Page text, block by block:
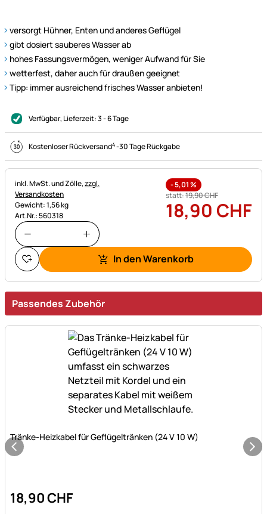
versorgt Hühner, Enten und anderes Geflügel
gibt dosiert sauberes Wasser ab
hohes Fassungsvermögen, weniger Aufwand für Sie
wetterfest, daher auch für draußen geeignet
Tipp: immer ausreichend frisches Wasser anbieten!
Verfügbar, Lieferzeit:3 - 6 Tage
Kostenloser Rückversand4-30 Tage Rückgabe
Steuerhinweis:
inkl. MwSt. und Zölle,zzgl.
Versandkosten
Gewicht: 1,56 kg
Art.Nr.: 560318
-5,01%
statt:19,90CHF
18,90 CHF
In den Warenkorb
Passendes Zubehör
Noch keine Bewertungen abgegeben
Tränke-Heizkabel für Geflügeltränken (24 V 10 W)
18,90CHF